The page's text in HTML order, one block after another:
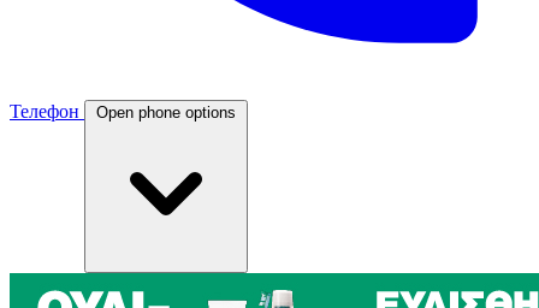
Телефон Open phone options